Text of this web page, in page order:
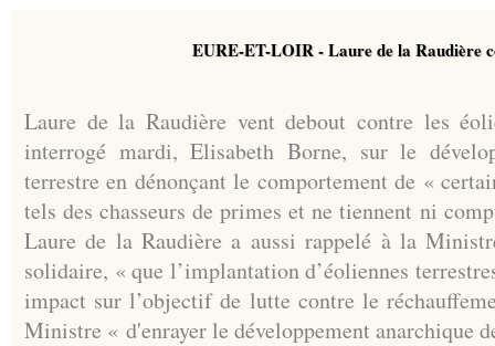
EURE-ET-LOIR - Laure de la Raudière
Laure de la Raudière vent debout contre les
interrogé mardi, Elisabeth Borne, sur le
terrestre en dénonçant le comportement de «
tels des chasseurs de primes et ne tiennent ni
Laure de la Raudière a aussi rappelé à la
solidaire, « que l’implantation d’éoliennes
impact sur l’objectif de lutte contre le
Ministre « d'enrayer le développement anarchique